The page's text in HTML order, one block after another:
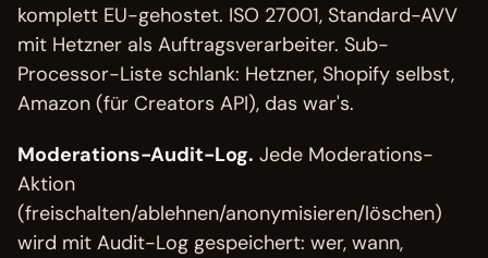
komplett EU-gehostet. ISO 27001, Standard-AVV
mit Hetzner als Auftragsverarbeiter. Sub-
Processor-Liste schlank: Hetzner, Shopify selbst,
Amazon (für Creators API), das war's.
Moderations-Audit-Log. Jede Moderations-
Aktion
(freischalten/ablehnen/anonymisieren/löschen)
wird mit Audit-Log gespeichert: wer, wann,